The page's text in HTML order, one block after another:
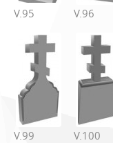
V.95 V.96
V.99 V.100